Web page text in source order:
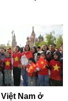
Nam ở